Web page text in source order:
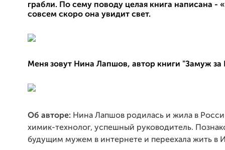
грабли. По сему поводу целая книга написана -
совсем скоро она увидит свет.
Меня зовут Нина Лапшов, автор книги "Замуж за
Об авторе: Нина Лапшов родилась и жила в
химик-технолог, успешный руководитель.
будущим мужем в интернете и переехала жить в